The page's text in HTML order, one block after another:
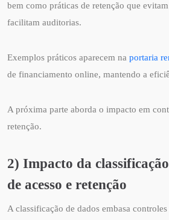
bem como práticas de retenção que
facilitam auditorias.
Exemplos práticos aparecem na portaria
de financiamento online, mantendo a
A próxima parte aborda o impacto em
retenção.
2) Impacto da
de acesso e retenção
A classificação de dados embasa